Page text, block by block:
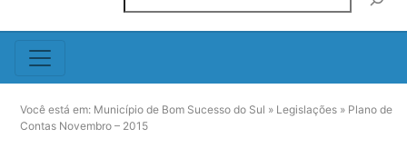
Você está em: Município de Bom Sucesso do Sul » Legislações » Plano de
Contas Novembro – 2015